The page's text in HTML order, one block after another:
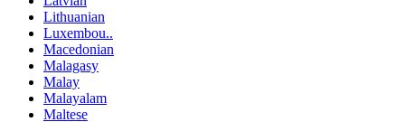
Lithuanian
Luxembou..
Macedonian
Malagasy
Malay
Malayalam
Maltese